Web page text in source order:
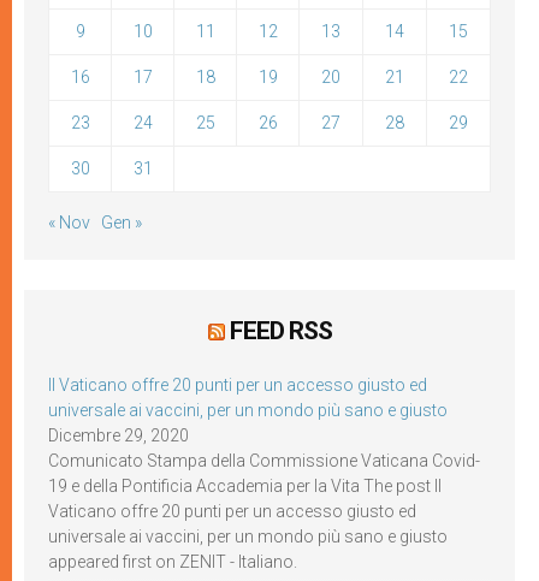
9 10 11 12 13 14 15
16 17 18 19 20 21 22
23 24 25 26 27 28 29
30 31
« Nov Gen »
FEED RSS
Il Vaticano offre 20 punti per un accesso giusto ed
universale ai vaccini, per un mondo più sano e giusto
Dicembre 29, 2020
Comunicato Stampa della Commissione Vaticana Covid-
19 e della Pontificia Accademia per la Vita The post Il
Vaticano offre 20 punti per un accesso giusto ed
universale ai vaccini, per un mondo più sano e giusto
appeared first on ZENIT - Italiano.